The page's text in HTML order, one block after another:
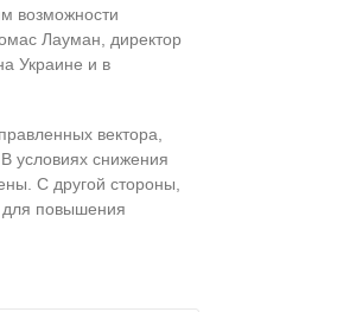
возможности
Лауман, директор
Украине и в
вектора,
условиях снижения
С другой стороны,
для повышения